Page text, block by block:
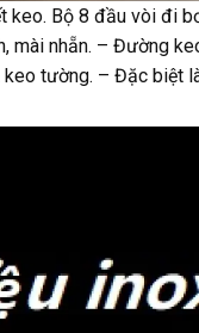
keo. Bộ 8 đầu vòi
nhẵn. – Đường
tường. – Đặc